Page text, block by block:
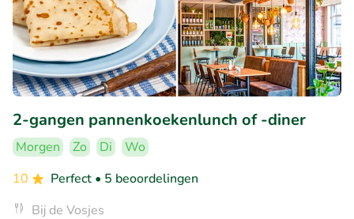
2-gangen pannenkoekenlunch of -diner
Morgen Zo Di
Wo
10
Perfect • 5 beoordelingen
Bij de Vosjes